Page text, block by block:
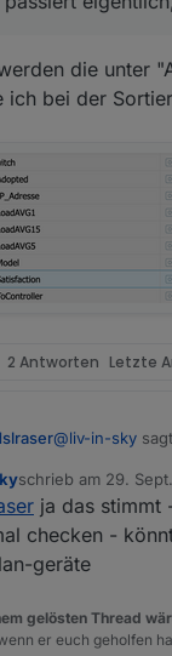
diese daten
folgendes
die unter
ich bei der
2 Antworten Letzte
@liv-in-sky
was
Dann werden
schrieb am 29.
zuletzt editiert von
ja das stimmt
checken -
geräte
gelösten Thread
er euch geholfen